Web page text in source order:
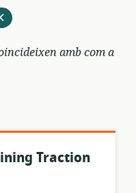
amb com a
Traction